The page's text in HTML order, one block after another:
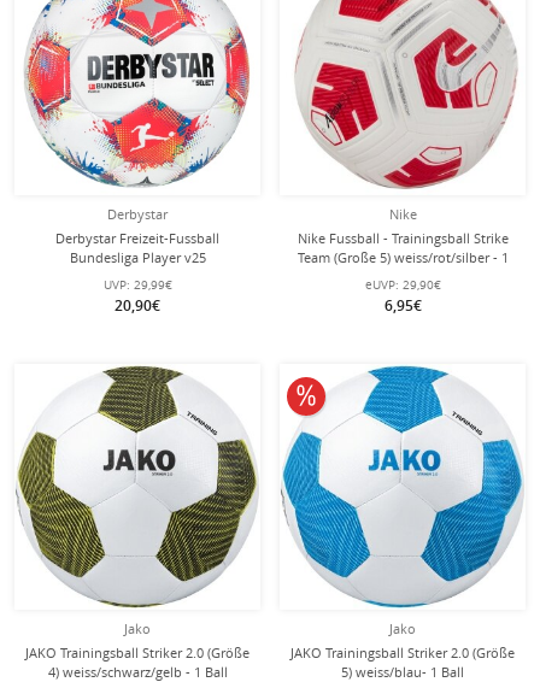
Derbystar
Derbystar Freizeit-Fussball
Bundesliga Player v25
weiss/rot/blau - 1 Ball (Größe 5)
UVP: 29,99€
20,90€
Nike
Nike Fussball - Trainingsball Strike
Team (Große 5) weiss/rot/silber - 1
Ball
eUVP: 29,90€
6,95€
Jako
JAKO Trainingsball Striker 2.0 (Größe
4) weiss/schwarz/gelb - 1 Ball
Jako
JAKO Trainingsball Striker 2.0 (Größe
5) weiss/blau- 1 Ball
10% reduziert